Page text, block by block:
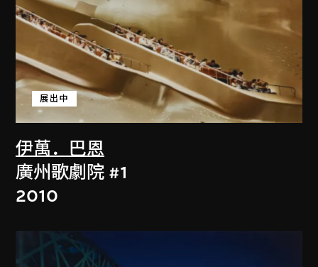
伊萬．巴恩
展出中
廣州歌劇院 #1
2010